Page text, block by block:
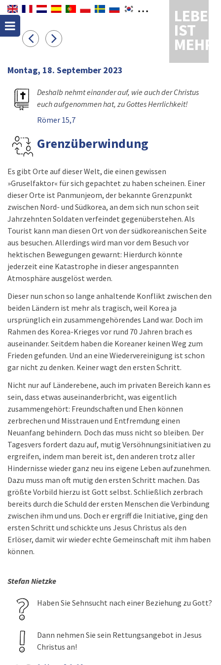
LEBEN
IST
MEHR
Montag, 18. September 2023
Deshalb nehmt einander auf, wie auch der Christus
euch aufgenommen hat, zu Gottes Herrlichkeit!
Römer 15,7
Grenzüberwindung
Es gibt Orte auf dieser Welt, die einen gewissen
»Gruselfaktor« für sich gepachtet zu haben scheinen. Einer
dieser Orte ist Panmunjeom, der bekannte Grenzpunkt
zwischen Nord- und Südkorea, an dem sich nun schon seit
Jahrzehnten Soldaten verfeindet gegenüberstehen. Als
Tourist kann man diesen Ort von der südkoreanischen Seite
aus besuchen. Allerdings wird man vor dem Besuch vor
hektischen Bewegungen gewarnt: Hierdurch könnte
jederzeit eine Katastrophe in dieser angespannten
Atmosphäre ausgelöst werden.
Dieser nun schon so lange anhaltende Konflikt zwischen den
beiden Ländern ist mehr als tragisch, weil Korea ja
ursprünglich ein zusammengehörendes Land war. Doch im
Rahmen des Korea-Krieges vor rund 70 Jahren brach es
auseinander. Seitdem haben die Koreaner keinen Weg zum
Frieden gefunden. Und an eine Wiedervereinigung ist schon
gar nicht zu denken. Keiner wagt den ersten Schritt.
Nicht nur auf Länderebene, auch im privaten Bereich kann es
sein, dass etwas auseinanderbricht, was eigentlich
zusammengehört: Freundschaften und Ehen können
zerbrechen und Misstrauen und Entfremdung einen
Neuanfang behindern. Doch das muss nicht so bleiben. Der
Tagesvers fordert dazu auf, mutig Versöhnungsinitiativen zu
ergreifen, indem man bereit ist, den anderen trotz aller
Hindernisse wieder ganz neu ins eigene Leben aufzunehmen.
Dazu muss man oft mutig den ersten Schritt machen. Das
größte Vorbild hierzu ist Gott selbst. Schließlich zerbrach
bereits durch die Schuld der ersten Menschen die Verbindung
zwischen ihm und uns. Doch er ergriff die Initiative, ging den
ersten Schritt und schickte uns Jesus Christus als den
Erlöser, damit wir wieder echte Gemeinschaft mit ihm haben
können.
Stefan Nietzke
Haben Sie Sehnsucht nach einer Beziehung zu Gott?
Dann nehmen Sie sein Rettungsangebot in Jesus
Christus an!